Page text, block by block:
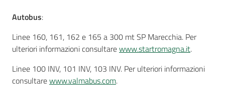
Autobus:
Linee 160, 161, 162 e 165 a 300 mt SP Marecchia. Per
ulteriori informazioni consultarewww.startromagna.it.
Linee 100 INV, 101 INV, 103 INV. Per ulteriori informazioni
consultarewww.valmabus.com.